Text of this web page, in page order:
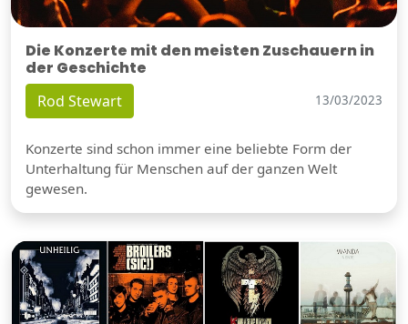
Die Konzerte mit den meisten Zuschauern in
der Geschichte
Rod Stewart 13/03/2023
Konzerte sind schon immer eine beliebte Form der
Unterhaltung für Menschen auf der ganzen Welt
gewesen.